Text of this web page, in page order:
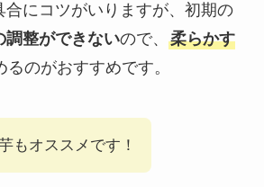
合にコツがいりますが、初期の
調整ができないので、 柔らかす
るのがおすすめです。
もオススメです！